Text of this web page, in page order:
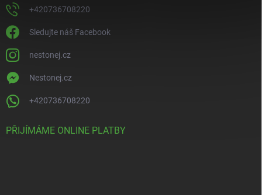
+420736708220
Sledujte náš Facebook
nestonej.cz
Nestonej.cz
+420736708220
PŘIJÍMÁME ONLINE PLATBY